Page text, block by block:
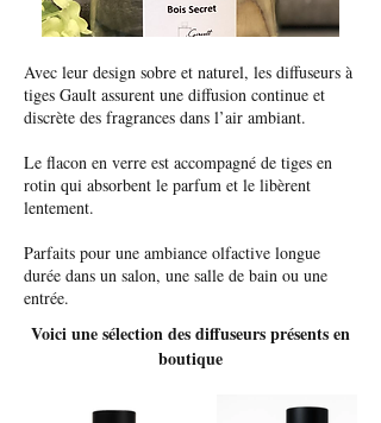
Avec leur design sobre et naturel, les diffuseurs à
tiges Gault assurent une diffusion continue et
discrète des fragrances dans l’air ambiant.
Le flacon en verre est accompagné de tiges en
rotin qui absorbent le parfum et le libèrent
lentement.
Parfaits pour une ambiance olfactive longue
durée dans un salon, une salle de bain ou une
entrée.
Voici une sélection des diffuseurs présents en
boutique